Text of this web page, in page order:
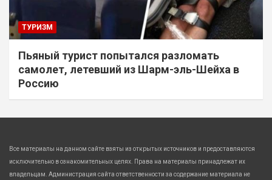
ТУРИЗМ
Пьяный турист попытался разломать
самолет, летевший из Шарм-эль-Шейха в
Россию
Все материалы на данном сайте взяты из открытых источников и предоставляются
исключительно в ознакомительных целях. Права на материалы принадлежат их
владельцам. Администрация сайта ответственности за содержание материала не